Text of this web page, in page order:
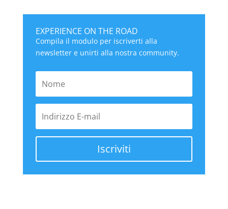
EXPERIENCE ON THE ROAD
Compila il modulo per iscriverti alla
newsletter e unirti alla nostra community.
Iscriviti